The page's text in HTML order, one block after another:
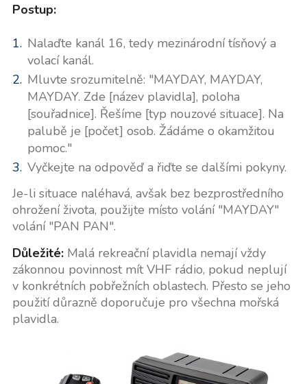
Postup:
Nalaďte kanál 16, tedy mezinárodní tísňový a
volací kanál.
Mluvte srozumitelně: "MAYDAY, MAYDAY,
MAYDAY. Zde [název plavidla], poloha
[souřadnice]. Řešíme [typ nouzové situace]. Na
palubě je [počet] osob. Žádáme o okamžitou
pomoc."
Vyčkejte na odpověď a řiďte se dalšími pokyny.
Je-li situace naléhavá, avšak bez bezprostředního
ohrožení života, použijte místo volání "MAYDAY"
volání "PAN PAN".
Důležité:Malá rekreační plavidla nemají vždy
zákonnou povinnost mít VHF rádio, pokud neplují
v konkrétních pobřežních oblastech. Přesto se jeho
použití důrazně doporučuje pro všechna mořská
plavidla.